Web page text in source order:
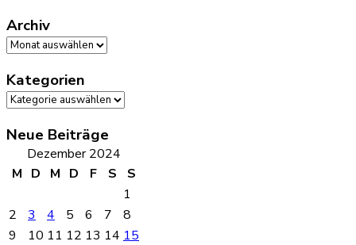
Archiv
Archiv
Kategorien
Kategorien
Neue Beiträge
Dezember 2024
M D M D F S
S
1
2
3 4 5 6 7
8
9
10 11 12 13 14 15